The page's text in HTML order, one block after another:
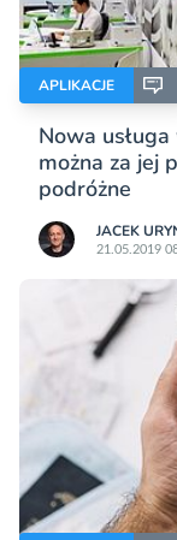
APLIKACJE
Nowa
można za jej
podróżne
JACEK
21.05.2019